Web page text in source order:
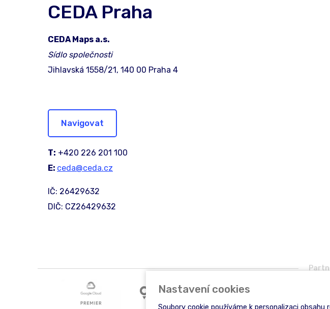
CEDA Praha
CEDA Maps a.s.
Sídlo společnosti
Jihlavská 1558/21, 140 00 Praha 4
Navigovat
T: +420 226 201 100
E: ceda@ceda.cz
IČ: 26429632
DIČ: CZ26429632
Nastavení cookies